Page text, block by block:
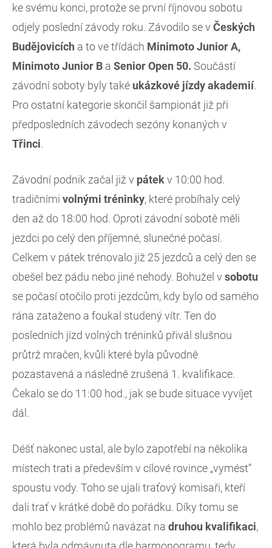
ke svému konci, protože se první říjnovou sobotu
odjely poslední závody roku. Závodilo se v Českých
Budějovicích a to ve třídách Minimoto Junior A,
Minimoto Junior B a Senior Open 50. Součástí
závodní soboty byly také ukázkové jízdy akademií.
Pro ostatní kategorie skončil šampionát již při
předposledních závodech sezóny konaných v
Třinci.
Závodní podnik začal již v pátekv 10:00 hod.
tradičními volnými tréninky, které probíhaly celý
den až do 18:00 hod. Oproti závodní sobotě měli
jezdci po celý den příjemné, slunečné počasí.
Celkem v pátek trénovalo již 25 jezdců a celý den se
obešel bez pádu nebo jiné nehody. Bohužel v sobotu
se počasí otočilo proti jezdcům, kdy bylo od samého
rána zataženo a foukal studený vítr. Ten do
posledních jízd volných tréninků přivál slušnou
průtrž mračen, kvůli které byla původně
pozastavená a následně zrušená 1. kvalifikace.
Čekalo se do 11:00 hod., jak se bude situace vyvíjet
dál.
Déšť nakonec ustal, ale bylo zapotřebí na několika
místech trati a především v cílové rovince „vymést“
spoustu vody. Toho se ujali traťový komisaři, kteří
dali trať v krátké době do pořádku. Díky tomu se
mohlo bez problémů navázat na druhou kvalifikaci,